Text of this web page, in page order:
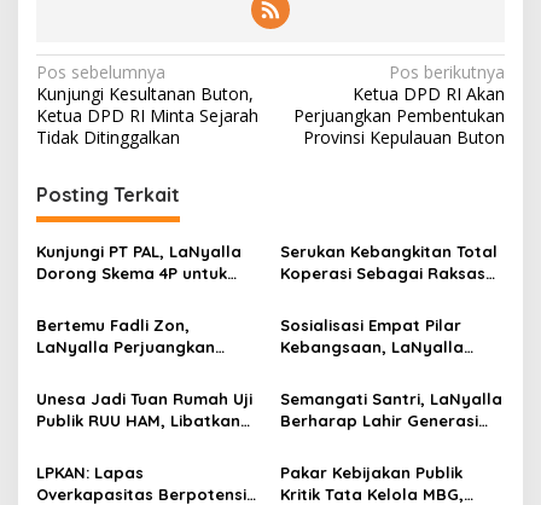
N
a
v
i
g
a
s
i
p
s
Pos sebelumnya
Kunjungi Kesultanan Buton,
Ketua DPD RI Minta Sejarah
Tidak Ditinggalkan
Pos berikutnya
Ketua DPD RI Akan
Perjuangkan Pembentukan
Provinsi Kepulauan Buton
Posting Terkait
Kunjungi PT PAL, LaNyalla
Dorong Skema 4P untuk
Nasional
Serukan Kebangkitan Total
Koperasi Sebagai Raksasa
79
Bertemu Fadli Zon,
LaNyalla Perjuangkan
UNESCO
Sosialisasi Empat Pilar
Kebangsaan, LaNyalla
Arsitektur Hukum dan
Ekonomi Nasional
Unesa Jadi Tuan Rumah Uji
Publik RUU HAM, Libatkan
Masyarakat Sipil
Semangati Santri, LaNyalla
Berharap Lahir Generasi
LPKAN: Lapas
Overkapasitas Berpotensi
Pakar Kebijakan Publik
Kritik Tata Kelola MBG,